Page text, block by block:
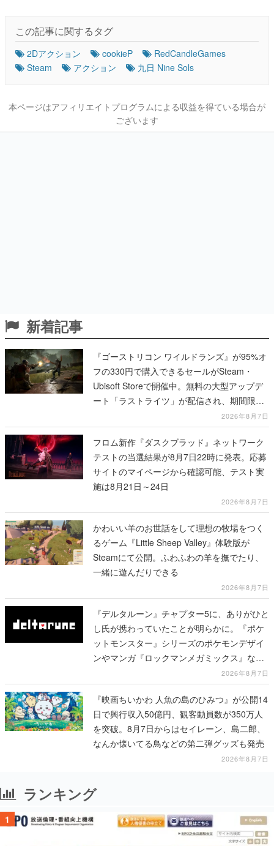
この記事に関するタグ
2Dアクション cookieP
RedCandleGames
Steam
アクション 九日 Nine Sols
本ページはアフィリエイトプログラムによる収益を得ている場合が
ございます
新着記事
『ゴーストリコン ワイルドランズ』が95%オ
フの330円で購入できるセールがSteam・
Ubisoft Storeで開催中。無料の大型アップデ
ート「ラストライツ」が配信され、期間限定
の無料プレイや過去作の無料配布も2026年8月7日
フロム新作『ダスクブラッド』ネットワーク
テストの当選結果が8月7日22時に発表。応募
サイトのマイページから確認可能、テスト実
施は8月21日～24日
2026年8月7日
かわいい羊のお世話をして理想の牧場をつく
るゲーム『Little Sheep Valley』体験版が
Steamにて公開。ふわふわの羊を撫でたり、
一緒に遊んだりできる
2026年8月7日
『デルタルーン』チャプター5に、ありがひと
し氏が携わっていたことが明らかに。『ポケ
ットモンスター』シリーズのポケモンデザイ
ンやマンガ『ロックマンメガミックス』など
2026年8月7日
『映画ちいかわ 人魚の島のひみつ』が公開14
日で興行収入50億円、観客動員数が350万人
を突破。8月7日からはセイレーン、島二郎、
なんか懐いてる鳥などの第二弾グッズも発売
2026年8月7日
ランキング
1